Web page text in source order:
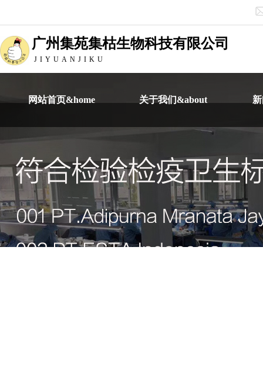
广州集苑集枯生物科技有限公司
JIYUANJIKU
网站首页&home 关于我们&about